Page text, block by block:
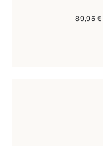
89,95 €